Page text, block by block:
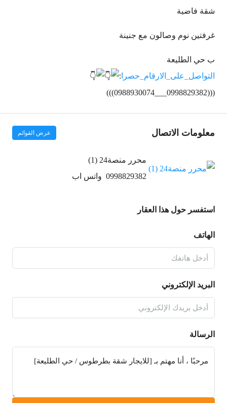
شقة فاضية
غرفتين نوم وصالون مع جنينة
ب حي الطليعة
التواصل_على_الارقام_حصرا :
(((0988930074___0998829382)))
معلومات الاتصال عرض القوائم
محرر منصة24 (1)
0998829382 واتس اب
استفسر حول هذا العقار
الهاتف
البريد الإلكتروني
الرسالة